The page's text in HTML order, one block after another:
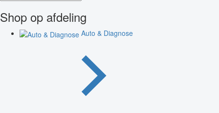
Shop op afdeling
Auto & Diagnose